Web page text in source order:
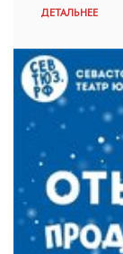
ДЕТАЛЬНЕЕ